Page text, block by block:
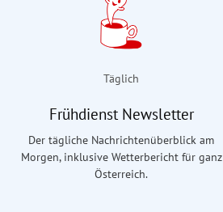
Täglich
Frühdienst Newsletter
Der tägliche Nachrichtenüberblick am
Morgen, inklusive Wetterbericht für ganz
Österreich.